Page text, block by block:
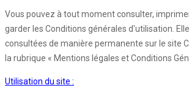
Vous pouvez à tout moment consulter,
garder les Conditions générales d'utilisation.
consultées de manière permanente sur le site
la rubrique « Mentions légales et Conditions
Utilisation du site :